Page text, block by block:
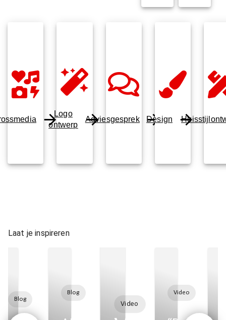
Logo
ontwerp
Adviesgesprek Design
Laat je inspireren
Blog
Blog
Video
Video